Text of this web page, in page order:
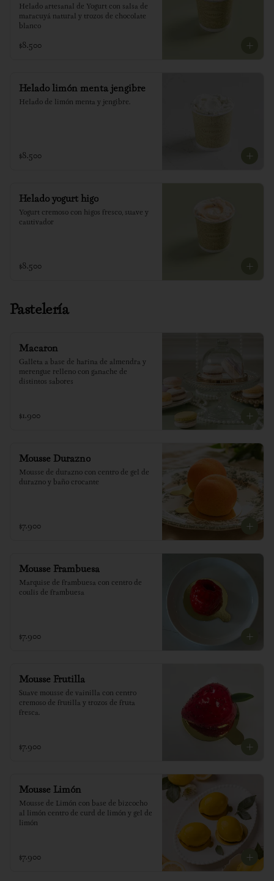
Helado artesanal de Yogurt con salsa de
maracuyá natural y trozos de chocolate
blanco
$8.500
Helado limón menta jengibre
Helado de limón menta y jengibre.
$8.500
Helado yogurt higo
Yogurt cremoso con higos fresco, suave y
cautivador
$8.500
Pastelería
Macaron
Galleta a base de harina de almendra y
merengue relleno con ganache de
distintos sabores
$1.900
Mousse Durazno
Mousse de durazno con centro de gel de
durazno y baño crocante
$7.900
Mousse Frambuesa
Marquise de frambuesa con centro de
coulis de frambuesa
$7.900
Mousse Frutilla
Suave mousse de vainilla con centro
cremoso de frutilla y trozos de fruta
fresca.
$7.900
Mousse Limón
Mousse de Limón con base de bizcocho
al limón centro de curd de limón y gel de
limón
$7.900